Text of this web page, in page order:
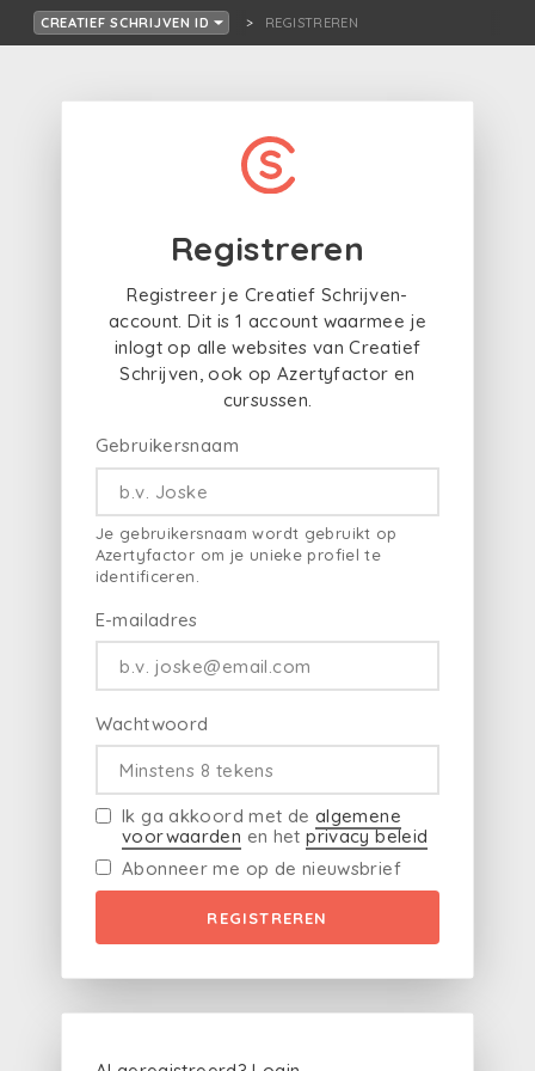
CREATIEF SCHRIJVEN ID REGISTREREN
Registreren
Registreer je Creatief Schrijven-
account. Dit is 1 account waarmee je
inlogt op alle websites van Creatief
Schrijven, ook op Azertyfactor en
cursussen.
Gebruikersnaam
Je gebruikersnaam wordt gebruikt op
Azertyfactor om je unieke profiel te
identificeren.
E-mailadres
Wachtwoord
Ik ga akkoord met de algemene
voorwaarden en hetprivacy beleid
Abonneer me op de nieuwsbrief
REGISTREREN